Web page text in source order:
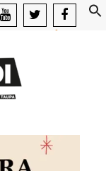
facebook